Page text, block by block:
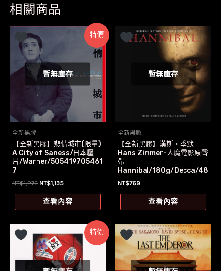
相關商品
特價
暫無庫存
全新黑膠
【全新黑膠】悲情城市(限量)
A City of Saness/日本壓
片/Warner/505419705461
7
NT$1,279 原
價
格：
NT$1,135目
價
格：
查看內容
暫無庫存
全新黑膠
【全新黑膠】漢斯‧季默
Hans Zimmer-人魔電影原聲
帶
Hannibal/180g/Decca/48
3 2130
NT$769
查看內容
特價